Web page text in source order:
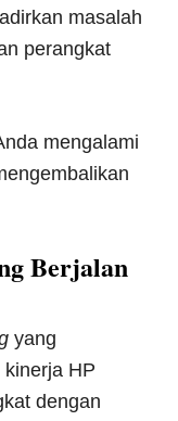
masalah
perangkat
mengalami
Berjalan
yang
HP
dengan